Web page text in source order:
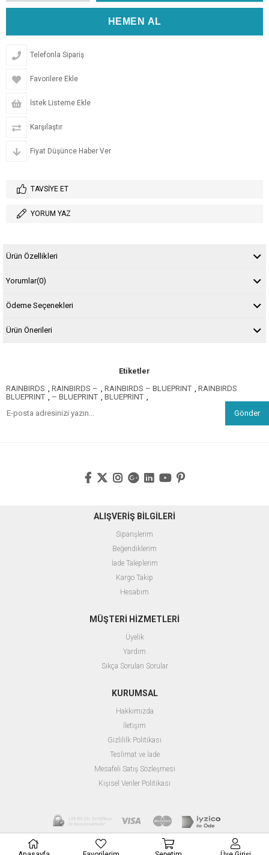
Telefonla Sipariş
Favorilere Ekle
İstek Listeme Ekle
Karşılaştır
Fiyat Düşünce Haber Ver
TAVSIYE ET
YORUM YAZ
Ürün Özellikleri
Yorumlar(0)
Ödeme Seçenekleri
Ürün Önerileri
Etiketler
RAINBIRDS
RAINBIRDS – RAINBIRDS – BLUEPRINT
RAINBIRDS
BLUEPRINT
– BLUEPRINT BLUEPRINT
Gönder
ALIŞVERİŞ BİLGİLERİ
Siparişlerim
Beğendiklerim
İade Taleplerim
Kargo Takip
Hesabım
MÜŞTERİ HİZMETLERİ
Üyelik
Yardım
Sıkça Sorulan Sorular
KURUMSAL
Hakkımızda
İletişim
Gizlililk Politikası
Teslimat ve İade
Mesafeli Satış Sözleşmesi
Kişisel Veriler Politikası